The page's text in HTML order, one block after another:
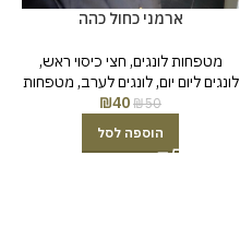
ארמני כחול כהה
מטפחות לונגים, חצי כיסוי ראש,
לונגים ליום יום,לונגים לערב, מטפחות
₪50
₪40
הוספה לסל